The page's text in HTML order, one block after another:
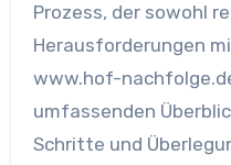
Prozess, der sowohl
Herausforderungen
www.hof-
umfassenden
Schritte und